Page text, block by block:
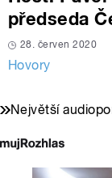
předseda
28. červen 2020
Hovory
Největší